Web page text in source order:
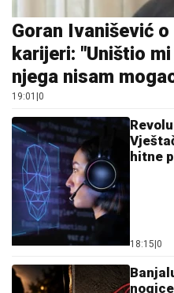
Goran Ivanišević
karijeri: "Uništio
njega nisam
19:01 0
hitne
18:15 0